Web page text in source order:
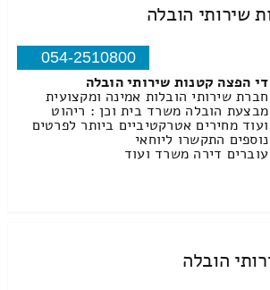
שירותי הובלה
054-2510800
די הפצה קטנות שירותי הובלה
חברת שירותי הובלות אמינה ומקצועית
מבצעת הובלה משרד בית וכן : ריהוט
ועוד מחירים אטרקטיביים ביותר לפרטים
נוספים התקשרו ליוחאי
עוברים דירה משרד ועוד
הובלה